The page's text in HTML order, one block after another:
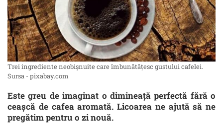
Trei ingrediente neobișnuite care îmbunătățesc gustului cafelei.
Sursa - pixabay.com
Este greu de imaginat o dimineață perfectă fără o
ceașcă de cafea aromată. Licoarea ne ajută să ne
pregătim pentru o zi nouă.